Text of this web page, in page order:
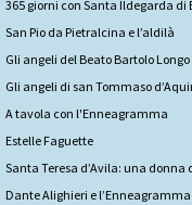
365 giorni con Santa Ildegarda di
San Pio da Pietralcina e l’aldilà
Gli angeli del Beato Bartolo Longo
Gli angeli di san Tommaso
A tavola con l'Enneagramma
Estelle Faguette
Santa Teresa d’Avila: una donna
Dante Alighieri e